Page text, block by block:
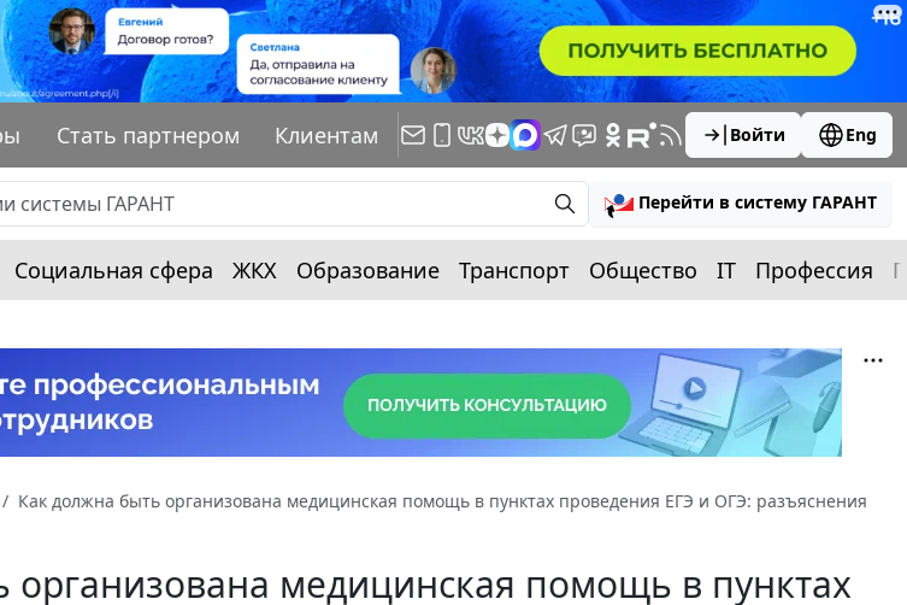
Стать партнером Клиентам Войти Eng
Перейти в систему ГАРАНТ
Социальная сфера ЖКХ Образование Транспорт Общество IT Профессия
Как должна быть организована медицинская помощь в пунктах проведения ЕГЭ и ОГЭ: разъяснения
организована медицинская помощь в пунктах